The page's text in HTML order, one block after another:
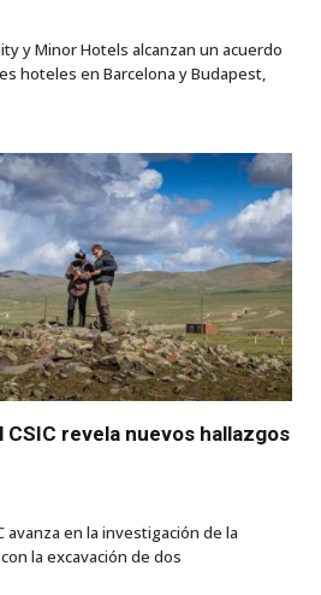
y Minor Hotels alcanzan un acuerdo
hoteles en Barcelona y Budapest,
revela nuevos hallazgos
avanza en la investigación de la
la excavación de dos